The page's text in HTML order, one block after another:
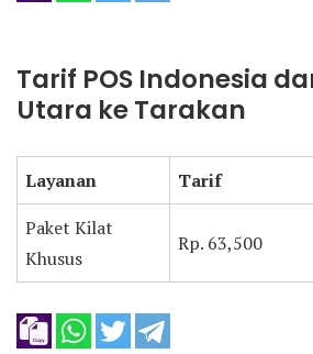
Tarif POS Indonesia
Utara ke Tarakan
Layanan Tarif
Paket Kilat
Khusus
Rp. 63,500